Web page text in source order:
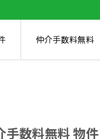
仲介手数料無料
数料無料 物件